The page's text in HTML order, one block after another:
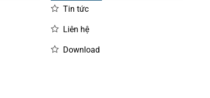
Tin tức
Liên hệ
Download